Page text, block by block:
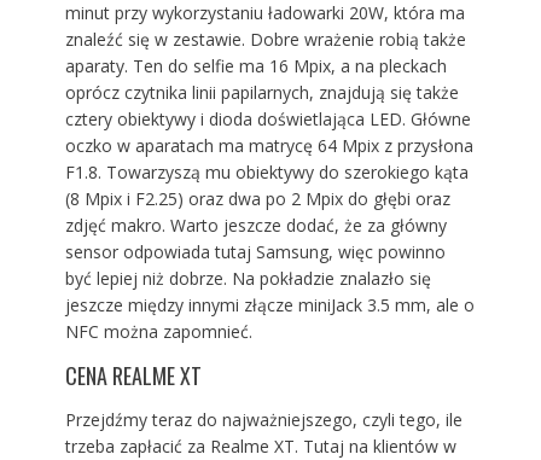
minut przy wykorzystaniu ładowarki 20W, która ma
znaleźć się w zestawie. Dobre wrażenie robią także
aparaty. Ten do selfie ma 16 Mpix, a na pleckach
oprócz czytnika linii papilarnych, znajdują się także
cztery obiektywy i dioda doświetlająca LED. Główne
oczko w aparatach ma matrycę 64 Mpix z przysłona
F1.8. Towarzyszą mu obiektywy do szerokiego kąta
(8 Mpix i F2.25) oraz dwa po 2 Mpix do głębi oraz
zdjęć makro. Warto jeszcze dodać, że za główny
sensor odpowiada tutaj Samsung, więc powinno
być lepiej niż dobrze. Na pokładzie znalazło się
jeszcze między innymi złącze miniJack 3.5 mm, ale o
NFC można zapomnieć.
CENA REALME XT
Przejdźmy teraz do najważniejszego, czyli tego, ile
trzeba zapłacić za Realme XT. Tutaj na klientów w